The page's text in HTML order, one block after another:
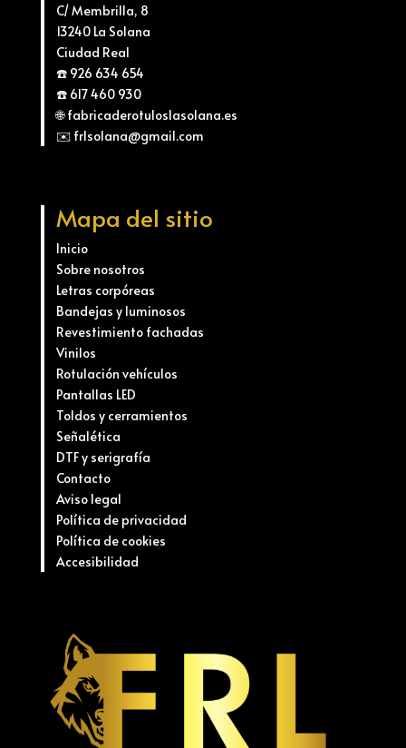
C/ Membrilla, 8
13240 La Solana
Ciudad Real
☎️ 926 634 654
☎️ 617 460 930
🌐 fabricaderotuloslasolana.es
✉️ frlsolana@gmail.com
Mapa del sitio
Inicio
Sobre nosotros
Letras corpóreas
Bandejas y luminosos
Revestimiento fachadas
Vinilos
Rotulación vehículos
Pantallas LED
Toldos y cerramientos
Señalética
DTF y serigrafía
Contacto
Aviso legal
Política de privacidad
Política de cookies
Accesibilidad